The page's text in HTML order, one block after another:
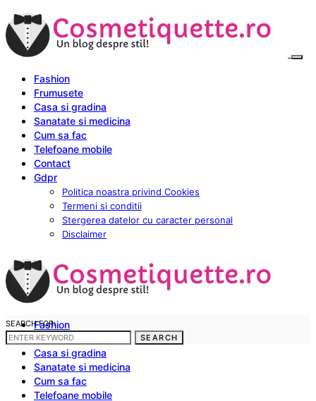
Fashion
Frumusete
Casa si gradina
Sanatate si medicina
Cum sa fac
Telefoane mobile
Contact
Gdpr
Politica noastra privind Cookies
Termeni si conditii
Stergerea datelor cu caracter personal
Disclaimer
Fashion
Frumusete
Casa si gradina
Sanatate si medicina
Cum sa fac
Telefoane mobile
SEARCH FOR:
SEARCH